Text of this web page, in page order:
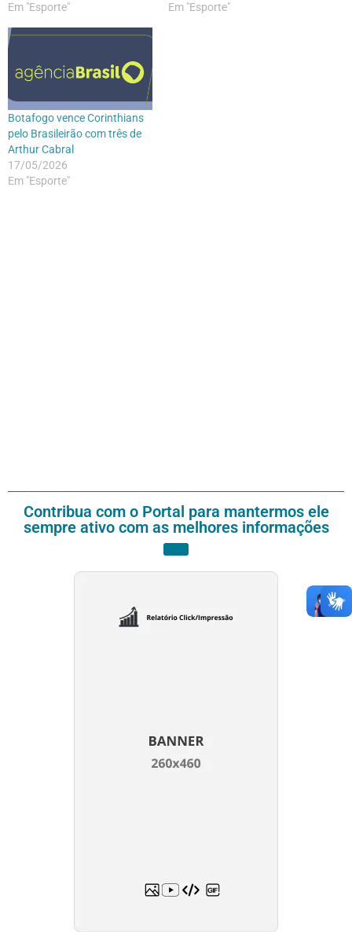
Em "Esporte"
Em "Esporte"
Botafogo vence Corinthians
pelo Brasileirão com três de
Arthur Cabral
17/05/2026
Em "Esporte"
Contribua com o Portal para mantermos ele
sempre ativo com as melhores informações